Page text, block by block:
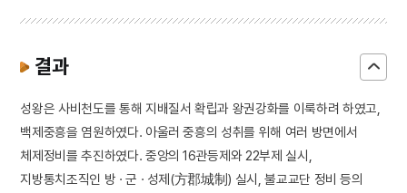
결과
성왕은 사비천도를 통해 지배질서 확립과 왕권강화를 이룩하려 하였고,
백제중흥을 염원하였다. 아울러 중흥의 성취를 위해 여러 방면에서
체제정비를 추진하였다. 중앙의 16관등제와 22부제 실시,
지방통치조직인 방 · 군 · 성제(方郡城制) 실시, 불교교단 정비 등의